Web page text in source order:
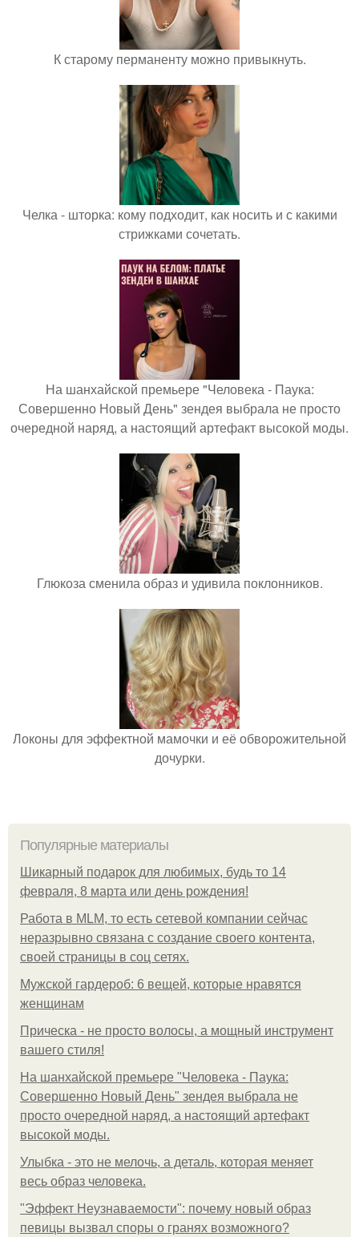
К старому перманенту можно привыкнуть.
Челка - шторка: кому подходит, как носить и с какими
стрижками сочетать.
На шанхайской премьере "Человека - Паука:
Совершенно Новый День" зендея выбрала не просто
очередной наряд, а настоящий артефакт высокой моды.
Глюкоза сменила образ и удивила поклонников.
Локоны для эффектной мамочки и её обворожительной
дочурки.
Популярные материалы
Шикарный подарок для любимых, будь то 14
февраля, 8 марта или день рождения!
Работа в MLM, то есть сетевой компании сейчас
неразрывно связана с создание своего контента,
своей страницы в соц сетях.
Мужской гардероб: 6 вещей, которые нравятся
женщинам
Прическа - не просто волосы, а мощный инструмент
вашего стиля!
На шанхайской премьере "Человека - Паука:
Совершенно Новый День" зендея выбрала не
просто очередной наряд, а настоящий артефакт
высокой моды.
Улыбка - это не мелочь, а деталь, которая меняет
весь образ человека.
"Эффект Неузнаваемости": почему новый образ
певицы вызвал споры о гранях возможного?